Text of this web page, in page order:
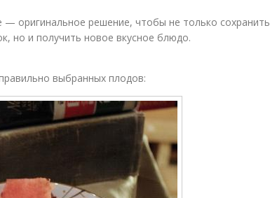
— оригинальное решение, чтобы не только сохранить
но и получить новое вкусное блюдо.
выбранных плодов: